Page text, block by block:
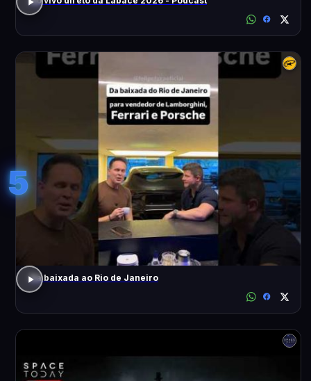
5
Da baixada ao Rio de Janeiro